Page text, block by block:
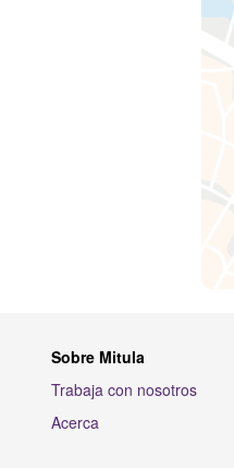
Sobre Mitula
Trabaja con nosotros
Acerca